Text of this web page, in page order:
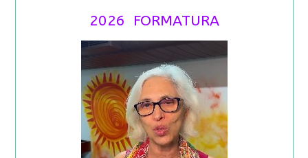
2026 FORMATURA